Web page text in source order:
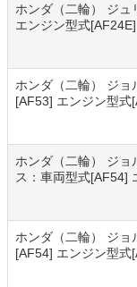
ホンダ（二輪） ジュ
エンジン型式[AF24E]
ホンダ（二輪） ジョ
[AF53] エンジン型式
ホンダ（二輪） ジョ
ス：車両型式[AF54]
ホンダ（二輪） ジョ
[AF54] エンジン型式